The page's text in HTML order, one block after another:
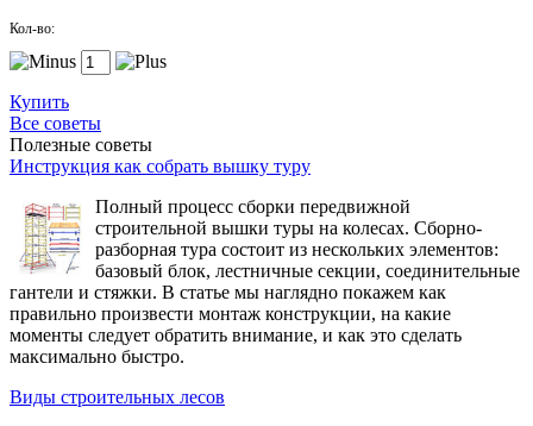
Кол-во:
Купить
Все советы
Полезные советы
Инструкция как собрать вышку туру
Полный процесс сборки передвижной
строительной вышки туры на колесах. Сборно-
разборная тура состоит из нескольких элементов:
базовый блок, лестничные секции, соединительные
гантели и стяжки. В статье мы наглядно покажем как
правильно произвести монтаж конструкции, на какие
моменты следует обратить внимание, и как это сделать
максимально быстро.
Виды строительных лесов